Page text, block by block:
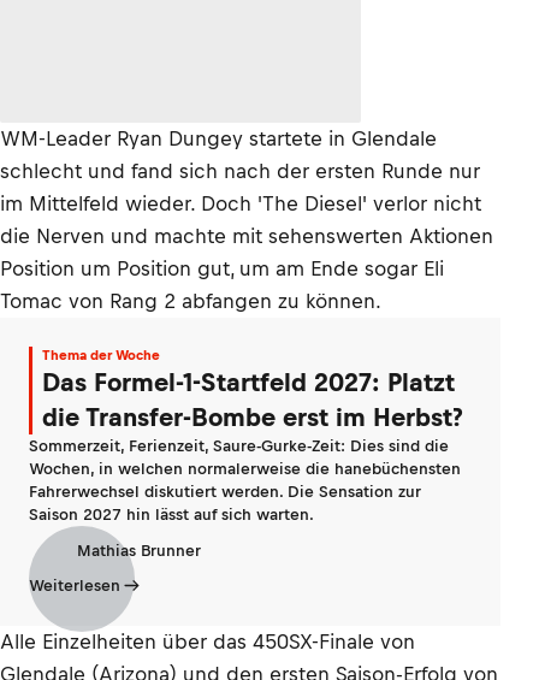
WM-Leader Ryan Dungey startete in Glendale
schlecht und fand sich nach der ersten Runde nur
im Mittelfeld wieder. Doch 'The Diesel' verlor nicht
die Nerven und machte mit sehenswerten Aktionen
Position um Position gut, um am Ende sogar Eli
Tomac von Rang 2 abfangen zu können.
Thema der Woche
Das Formel-1-Startfeld 2027: Platzt
die Transfer-Bombe erst im Herbst?
Sommerzeit, Ferienzeit, Saure-Gurke-Zeit: Dies sind die
Wochen, in welchen normalerweise die hanebüchensten
Fahrerwechsel diskutiert werden. Die Sensation zur
Saison 2027 hin lässt auf sich warten.
Mathias Brunner
Weiterlesen
Alle Einzelheiten über das 450SX-Finale von
Glendale (Arizona) und den ersten Saison-Erfolg von